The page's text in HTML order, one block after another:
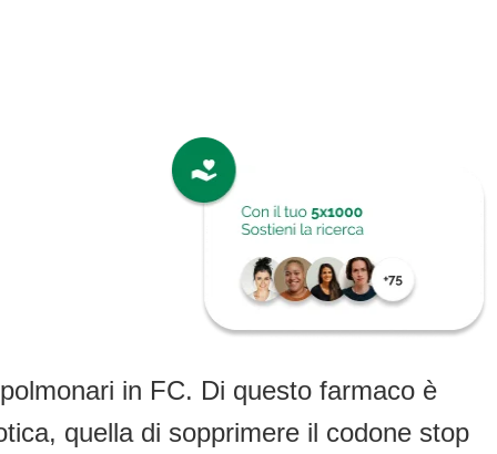
in FC. Di questo farmaco è
quella di sopprimere il codone stop